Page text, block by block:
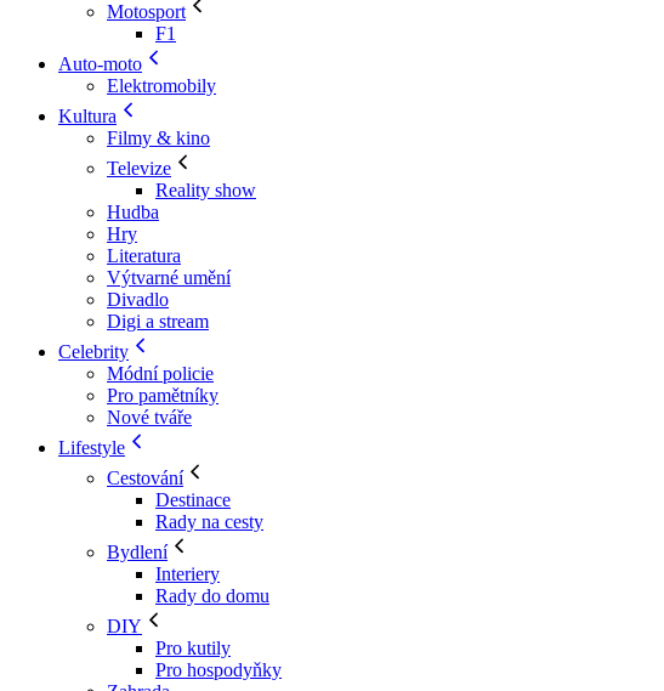
Motosport
F1
Auto-moto
Elektromobily
Kultura
Filmy & kino
Televize
Reality show
Hudba
Hry
Literatura
Výtvarné umění
Divadlo
Digi a stream
Celebrity
Módní policie
Pro pamětníky
Nové tváře
Lifestyle
Cestování
Destinace
Rady na cesty
Bydlení
Interiery
Rady do domu
DIY
Pro kutily
Pro hospodyňky